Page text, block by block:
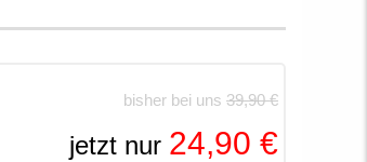
bisher bei uns 39,90 €
jetzt nur 24,90 €